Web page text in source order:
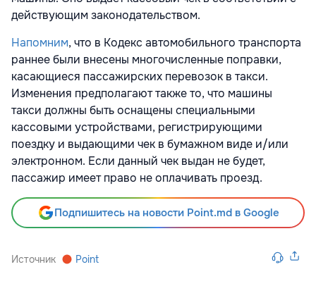
действующим законодательством.
Напомним, что в Кодекс автомобильного транспорта
раннее были внесены многочисленные поправки,
касающиеся пассажирских перевозок в такси.
Изменения предполагают также то, что машины
такси должны быть оснащены специальными
кассовыми устройствами, регистрирующими
поездку и выдающими чек в бумажном виде и/или
электронном. Если данный чек выдан не будет,
пассажир имеет право не оплачивать проезд.
Подпишитесь на новости Point.md в Google
Источник Point